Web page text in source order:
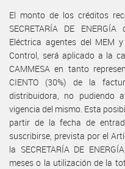
El monto de los créditos
SECRETARÍA DE
Eléctrica agentes del MEM
Control, será aplicado a la
CAMMESA en tanto
CIENTO (30%) de la
distribuidora, no pudiendo
vigencia del mismo. Esta
partir de la fecha de
suscribirse, prevista por el
la SECRETARÍA DE
meses o la utilización de la